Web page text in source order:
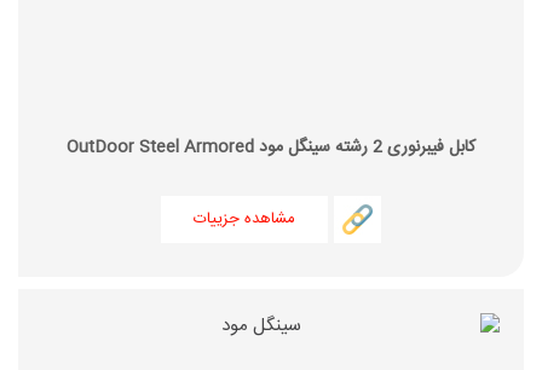
کابل فیبرنوری 2 رشته سینگل مود OutDoor Steel Armored
مشاهده جزییات